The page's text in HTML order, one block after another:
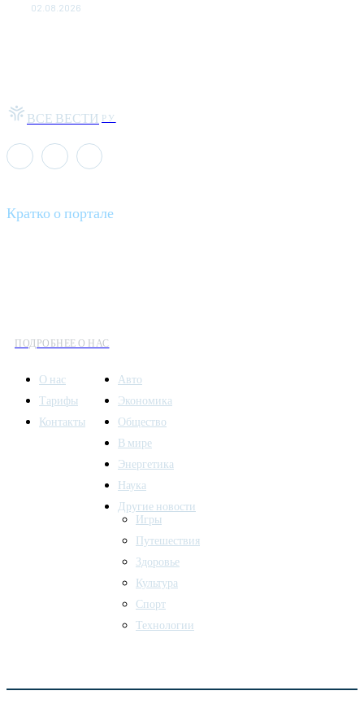
02.08.2026
ВСЕ ВЕСТИ РУ
Кратко о портале
ПОДРОБНЕЕ О НАС
О нас
Тарифы
Контакты
Авто
Экономика
Общество
В мире
Энергетика
Наука
Другие новости
Игры
Путешествия
Здоровье
Культура
Спорт
Технологии